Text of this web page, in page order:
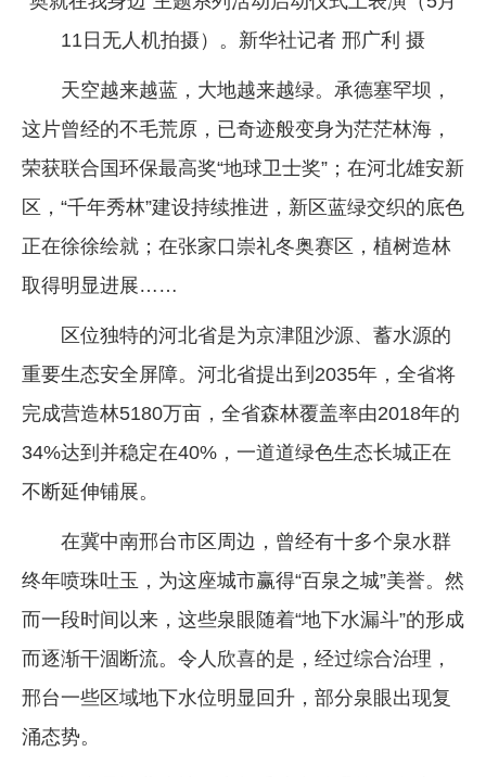
11日无人机拍摄）。新华社记者 邢广利 摄
天空越来越蓝，大地越来越绿。承德塞罕坝，
这片曾经的不毛荒原，已奇迹般变身为茫茫林海，
荣获联合国环保最高奖“地球卫士奖”；在河北雄安新
区，“千年秀林”建设持续推进，新区蓝绿交织的底色
正在徐徐绘就；在张家口崇礼冬奥赛区，植树造林
取得明显进展……
区位独特的河北省是为京津阻沙源、蓄水源的
重要生态安全屏障。河北省提出到2035年，全省将
完成营造林5180万亩，全省森林覆盖率由2018年的
34%达到并稳定在40%，一道道绿色生态长城正在
不断延伸铺展。
在冀中南邢台市区周边，曾经有十多个泉水群
终年喷珠吐玉，为这座城市赢得“百泉之城”美誉。然
而一段时间以来，这些泉眼随着“地下水漏斗”的形成
而逐渐干涸断流。令人欣喜的是，经过综合治理，
邢台一些区域地下水位明显回升，部分泉眼出现复
涌态势。